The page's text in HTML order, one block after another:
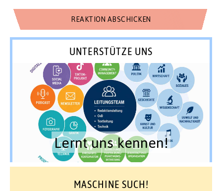
UNTERSTÜTZE UNS
Lernt uns kennen!
MASCHINE SUCH!